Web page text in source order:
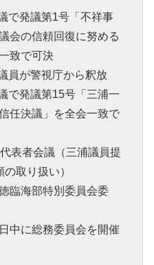
第1号「不祥事
会の信頼回復に努める
致で可決
視庁から釈放
第15号「三浦一
任決議」を全会一致で
議（三浦議員提
取り扱い）
臨海部特別委員会委
中に総務委員会を開催